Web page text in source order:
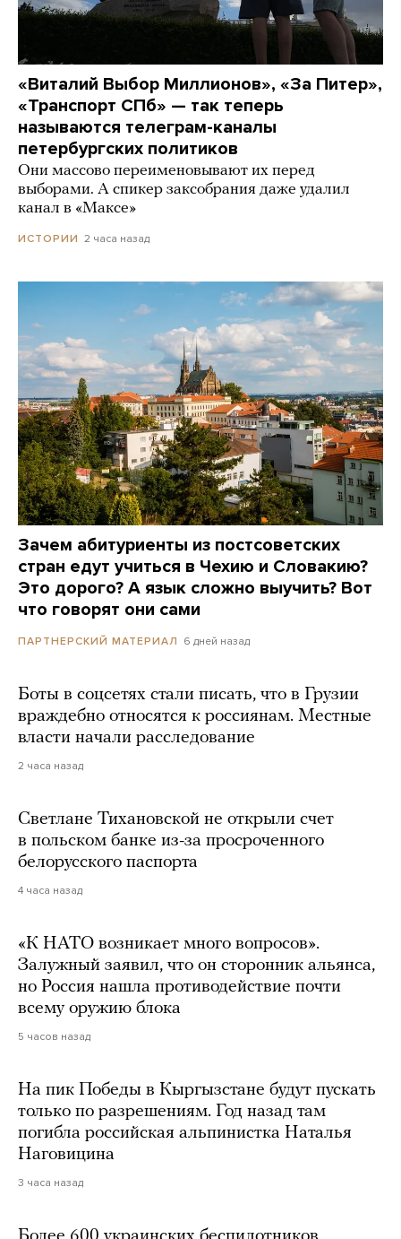
«Виталий Выбор Миллионов», «За Питер»,
«Транспорт СПб» — так теперь
называются телеграм-каналы
петербургских политиков
Они массово переименовывают их перед
выборами. А спикер заксобрания даже удалил
канал в «Максе»
ИСТОРИИ 2 часа назад
Зачем абитуриенты из постсоветских
стран едут учиться в Чехию и Словакию?
Это дорого? А язык сложно выучить? Вот
что говорят они сами
ПАРТНЕРСКИЙ МАТЕРИАЛ 6 дней назад
Боты в соцсетях стали писать, что в Грузии
враждебно относятся к россиянам. Местные
власти начали расследование
2 часа назад
Светлане Тихановской не открыли счет
в польском банке из-за просроченного
белорусского паспорта
4 часа назад
«К НАТО возникает много вопросов».
Залужный заявил, что он сторонник альянса,
но Россия нашла противодействие почти
всему оружию блока
5 часов назад
На пик Победы в Кыргызстане будут пускать
только по разрешениям. Год назад там
погибла российская альпинистка Наталья
Наговицина
3 часа назад